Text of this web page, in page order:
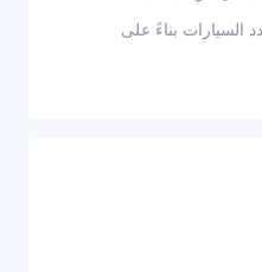
عدد السيارات بناءً على